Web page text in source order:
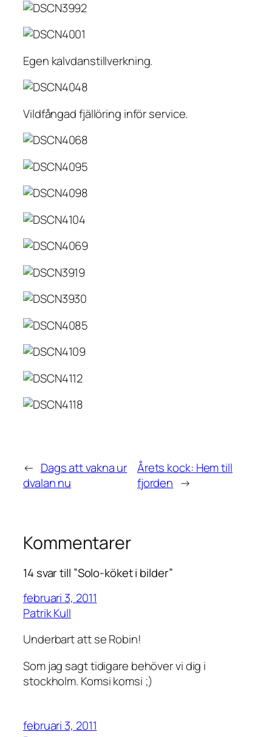
Egen kalvdanstillverkning.
Vildfångad fjällöring inför service.
← Dags att vakna ur
dvalan nu
Årets kock: Hem till
fjorden →
Kommentarer
14 svar till ”Solo-köket i bilder”
februari 3, 2011
Patrik Kull
Underbart att se Robin!
Som jag sagt tidigare behöver vi dig i
stockholm. Komsi komsi ;)
februari 3, 2011